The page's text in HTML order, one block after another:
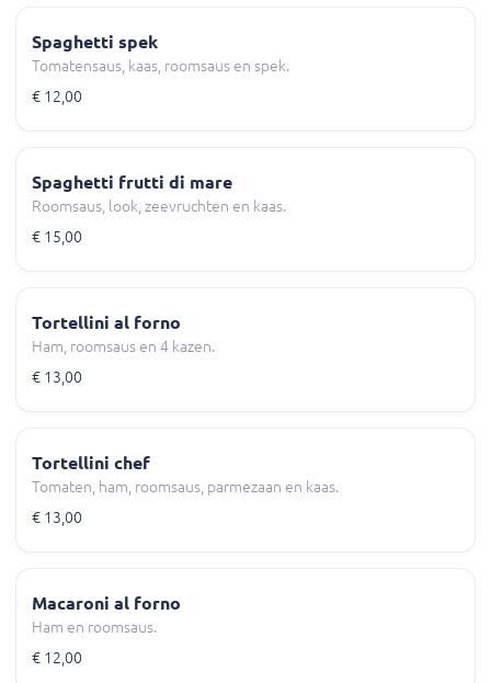
Spaghetti spek
Tomatensaus, kaas, roomsaus en spek.
€ 12,00
Spaghetti frutti di mare
Roomsaus, look, zeevruchten en kaas.
€ 15,00
Tortellini al forno
Ham, roomsaus en 4 kazen.
€ 13,00
Tortellini chef
Tomaten, ham, roomsaus, parmezaan en kaas.
€ 13,00
Macaroni al forno
Ham en roomsaus.
€ 12,00